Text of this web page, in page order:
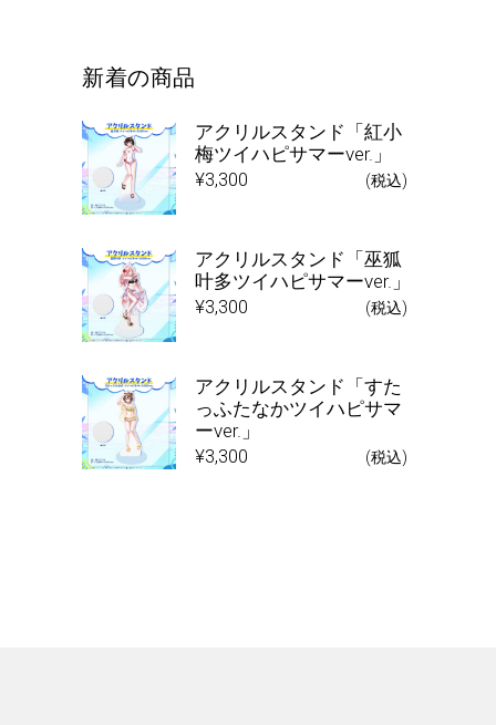
新着の商品
アクリルスタンド「紅小
梅ツイハピサマーver.」
¥3,300 (税込)
アクリルスタンド「巫狐
叶多ツイハピサマーver.」
¥3,300 (税込)
アクリルスタンド「すた
っふたなかツイハピサマ
ーver.」
¥3,300 (税込)